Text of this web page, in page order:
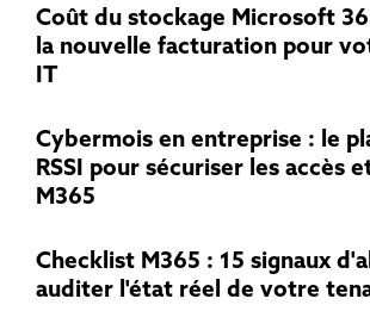
Coût du stockage Microsoft
la nouvelle facturation pour
IT
Cybermois en entreprise : le
RSSI pour sécuriser les accès
M365
Checklist M365 : 15 signaux
auditer l'état réel de votre